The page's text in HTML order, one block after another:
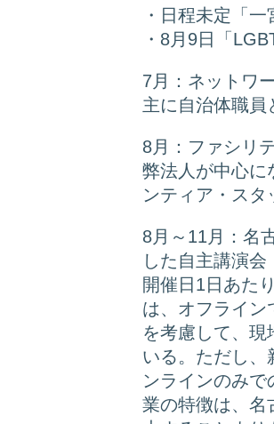
・日程未定「
・8月9日「
7月：ネットワ
主に自治体職員
8月：ファシリ
弊法人が中心に
ンティア・ス
8月～11月：名
した自主講演会
開催日1日あた
は、オフライン
を考慮して、
いる。ただし、
ンラインのみ
業の特徴は、名